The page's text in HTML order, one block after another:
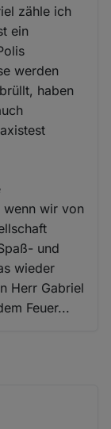
zähle ich
ein
werden
haben
wenn wir von
und
wieder
Herr Gabriel
Feuer...